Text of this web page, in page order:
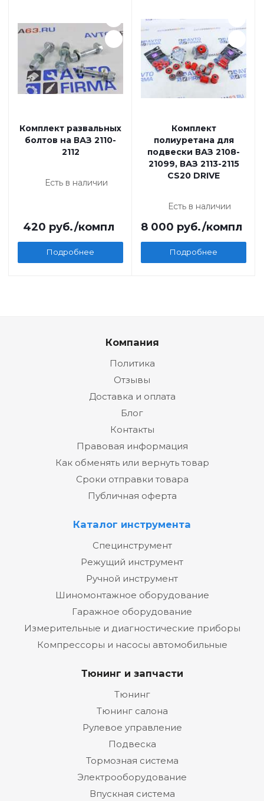
Комплект развальных
болтов на ВАЗ 2110-
2112
Есть в наличии
420 руб./компл
Подробнее
Комплект
полиуретана для
подвески ВАЗ 2108-
21099, ВАЗ 2113-2115
CS20 DRIVE
Есть в наличии
8 000 руб./компл
Подробнее
Компания
Политика
Отзывы
Доставка и оплата
Блог
Контакты
Правовая информация
Как обменять или вернуть товар
Сроки отправки товара
Публичная оферта
Каталог инструмента
Специнструмент
Режущий инструмент
Ручной инструмент
Шиномонтажное оборудование
Гаражное оборудование
Измерительные и диагностические приборы
Компрессоры и насосы автомобильные
Тюнинг и запчасти
Тюнинг
Тюнинг салона
Рулевое управление
Подвеска
Тормозная система
Электрооборудование
Впускная система